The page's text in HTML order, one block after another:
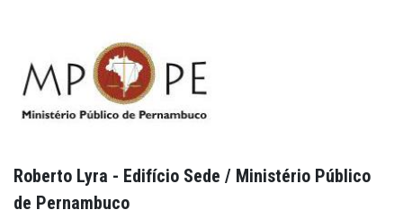
Roberto Lyra - Edifício Sede / Ministério Público
de Pernambuco